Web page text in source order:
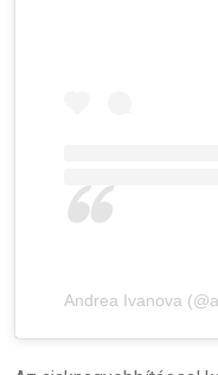
Andrea Ivanova